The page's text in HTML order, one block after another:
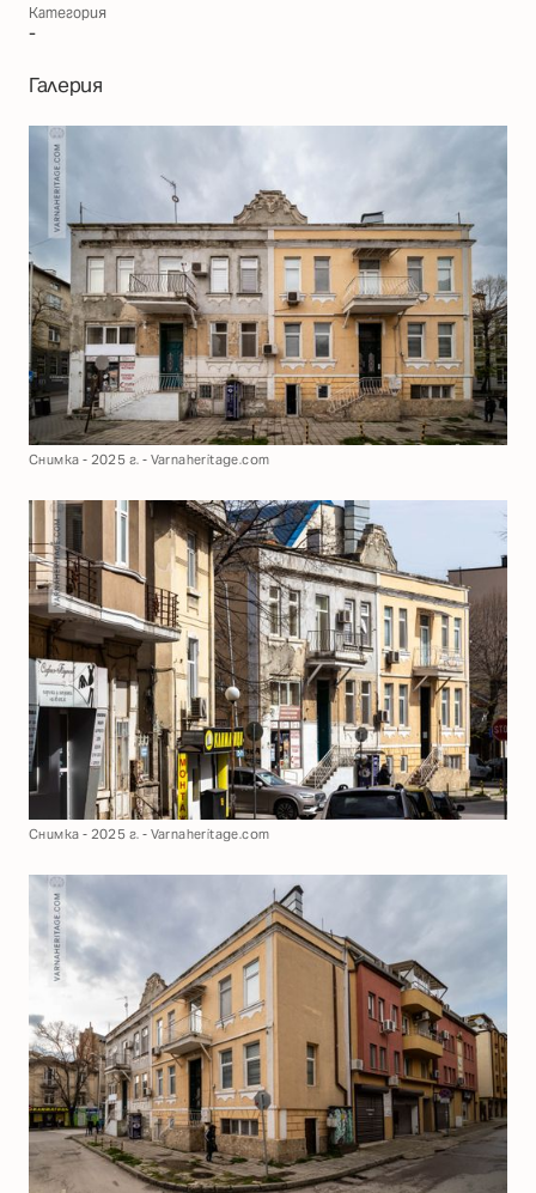
Категория
-
Галерия
Снимка - 2025 г. - Varnaheritage.com
Снимка - 2025 г. - Varnaheritage.com